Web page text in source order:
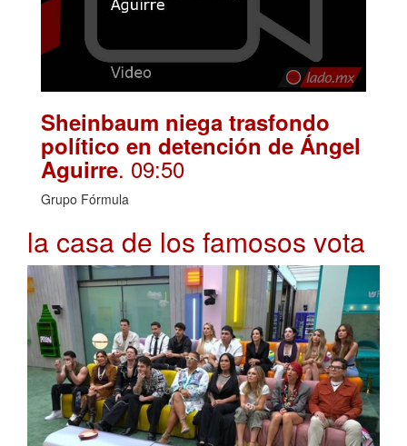
Sheinbaum niega trasfondo
político en detención de Ángel
Aguirre. 09:50
Grupo Fórmula
la casa de los famosos vota